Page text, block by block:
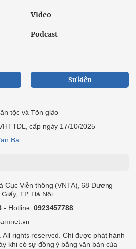
Video
Podcast
Sự kiện
tộc và Tôn giáo
cấp ngày 17/10/2025
Bá
Cục Viễn thông (VNTA), 68 Dương
TP. Hà Nội.
- Hotline: 0923457788
All rights reserved. Chỉ được phát hành
khi có sự đồng ý bằng văn bản của